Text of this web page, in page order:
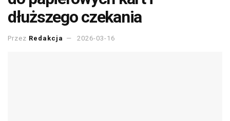
dłuższego czekania
Przez Redakcja 2026-03-16